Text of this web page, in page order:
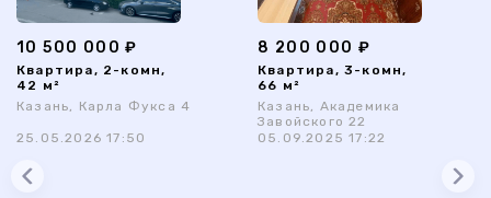
10 500 000 ₽
Квартира, 2-комн,
42 м²
Казань, Карла Фукса 4
25.05.2026 17:50
8 200 000 ₽
Квартира, 3-комн,
66 м²
Казань, Академика
Завойского 22
05.09.2025 17:22